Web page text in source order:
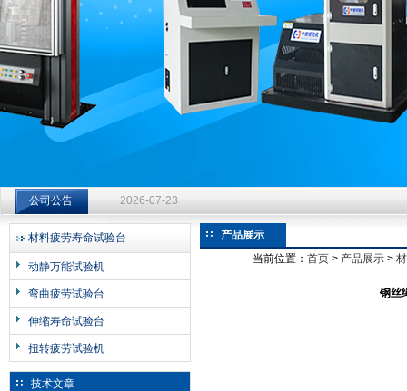
济南中创工业测试系统有限公司
公司公告 2026-07-23
钻杆扭转试验台选型指南：从额定扭矩到加载频率的工况适配
2026-07-23
钻杆扭转试验台选型指南：从额定扭矩到加载频率的工况适配
2026-07-23
材料疲劳寿命试验台
动静万能试验机
弯曲疲劳试验台
伸缩寿命试验台
扭转疲劳试验机
技术文章
产品展示
当前位置： 首页 > 产品展示 >
钢丝